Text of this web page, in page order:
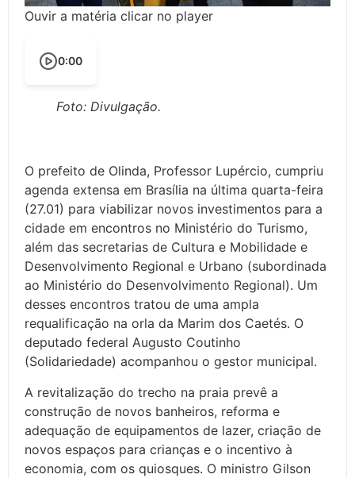
Ouvir a matéria clicar no player
0:00
Foto: Divulgação.
O prefeito de Olinda, Professor Lupércio, cumpriu
agenda extensa em Brasília na última quarta-feira
(27.01) para viabilizar novos investimentos para a
cidade em encontros no Ministério do Turismo,
além das secretarias de Cultura e Mobilidade e
Desenvolvimento Regional e Urbano (subordinada
ao Ministério do Desenvolvimento Regional). Um
desses encontros tratou de uma ampla
requalificação na orla da Marim dos Caetés. O
deputado federal Augusto Coutinho
(Solidariedade) acompanhou o gestor municipal.
A revitalização do trecho na praia prevê a
construção de novos banheiros, reforma e
adequação de equipamentos de lazer, criação de
novos espaços para crianças e o incentivo à
economia, com os quiosques. O ministro Gilson